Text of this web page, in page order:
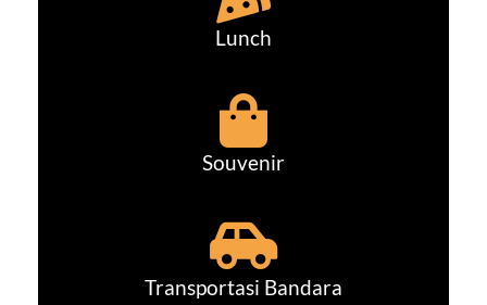
Lunch
Souvenir
Transportasi Bandara